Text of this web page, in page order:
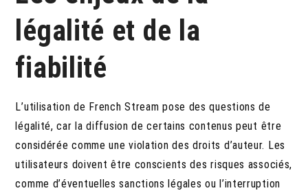
légalité et de la
fiabilité
L’utilisation de French Stream pose des questions de
légalité, car la diffusion de certains contenus peut être
considérée comme une violation des droits d’auteur. Les
utilisateurs doivent être conscients des risques associés,
comme d’éventuelles sanctions légales ou l’interruption